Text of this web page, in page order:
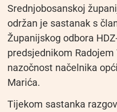
Srednjobosanskoj
održan je sastanak s
Županijskog odbora
predsjednikom
nazočnost načelnika
Marića.
Tijekom sastanka